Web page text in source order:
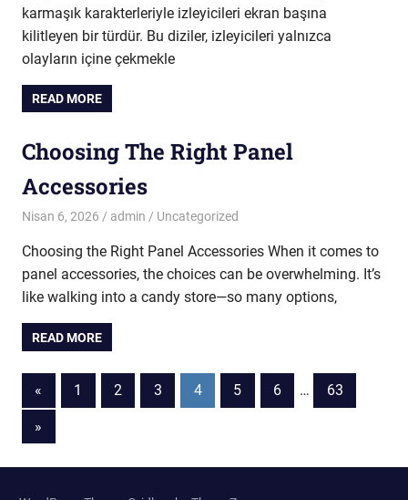
karmaşık karakterleriyle izleyicileri ekran başına
kilitleyen bir türdür. Bu diziler, izleyicileri yalnızca
olayların içine çekmekle
READ MORE
Choosing The Right Panel
Accessories
Nisan 6, 2026 admin Uncategorized
Choosing the Right Panel Accessories When it comes to
panel accessories, the choices can be overwhelming. It’s
like walking into a candy store—so many options,
READ MORE
Yazı
sayfalaması
« Previous
Posts
1 2 3 4 5 6 … 63
Next
Posts
»